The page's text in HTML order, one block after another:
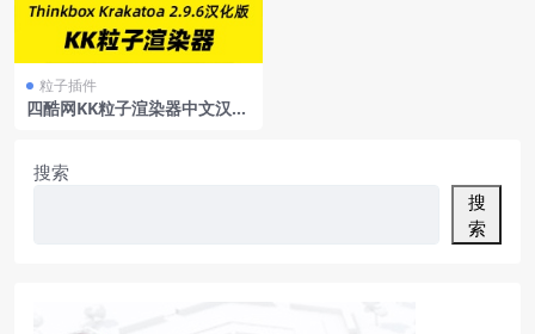
粒子插件
四酷网KK粒子渲染器中文汉化
R21
搜索
搜
索